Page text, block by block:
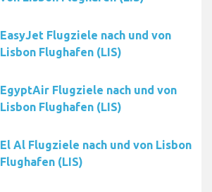
EasyJet Flugziele nach und von
Lisbon Flughafen (LIS)
EgyptAir Flugziele nach und von
Lisbon Flughafen (LIS)
El Al Flugziele nach und von Lisbon
Flughafen (LIS)